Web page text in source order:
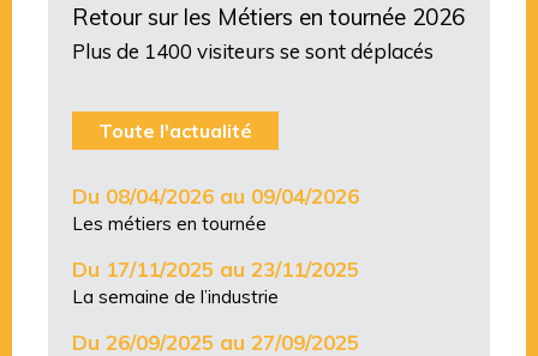
Retour sur les Métiers en tournée 2026
Plus de 1400 visiteurs se sont déplacés
Toute l'actualité
Du 08/04/2026 au 09/04/2026
Les métiers en tournée
Du 17/11/2025 au 23/11/2025
La semaine de l’industrie
Du 26/09/2025 au 27/09/2025